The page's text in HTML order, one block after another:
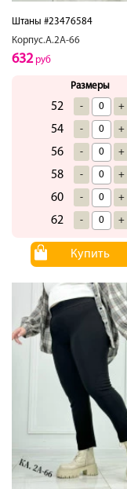
Штаны #23476584
Корпус.А.2А-66
632руб
Размеры
52 - +
54 - +
56 - +
58 - +
60 - +
62 - +
Купить